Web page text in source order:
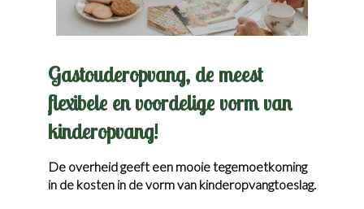
Inloggen
Gastouderopvang, de meest
flexibele en voordelige vorm van
kinderopvang!
De overheid geeft een mooie tegemoetkoming
in de kosten in de vorm van kinderopvangtoeslag.